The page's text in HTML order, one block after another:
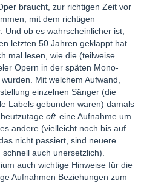
braucht, zur richtigen Zeit vor
mit dem richtigen
ob es wahrscheinlicher ist,
letzten 50 Jahren geklappt hat.
mal lesen, wie die (teilweise
Opern in der späten Mono-
Mit welchem Aufwand,
einzelnen Sänger (die
Labels gebunden waren) damals
oft eine Aufnahme um
andere (vielleicht noch bis auf
nicht passiert, sind neuere
auch unersetzlich).
auch wichtige Hinweise für die
Aufnahmen Beziehungen zum